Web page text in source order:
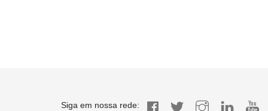
Siga em nossa rede: